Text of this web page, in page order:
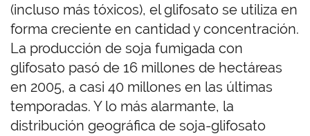
(incluso más tóxicos), el glifosato se utiliza en
forma creciente en cantidad y concentración.
La producción de soja fumigada con
glifosato pasó de 16 millones de hectáreas
en 2005, a casi 40 millones en las últimas
temporadas. Y lo más alarmante, la
distribución geográfica de soja-glifosato